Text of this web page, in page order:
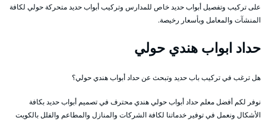
على تركيب وتفصيل أبواب حديد خاص للمدارس وتركيب أبواب حديد متحركة حولي لكافة
المنشآت والمعامل وبأسعار رخيصة.
حداد ابواب هندي حولي
هل ترغب في تركيب باب حديد وتبحث عن حداد أبواب هندي حولي؟
نوفر لكم أفضل معلم حداد أبواب حولي هندي محترف في تصميم أبواب حديد بكافة
الأشكال ونعمل في توفير خدماتنا لكافة الشركات والمنازل والمطاعم والفلل بالكويت